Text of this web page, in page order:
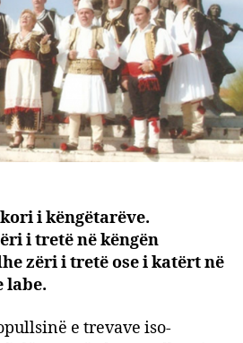
i këngëtarëve.
i tretë në këngën
zëri i tretë ose i katërt në
labe.
e trevave iso-